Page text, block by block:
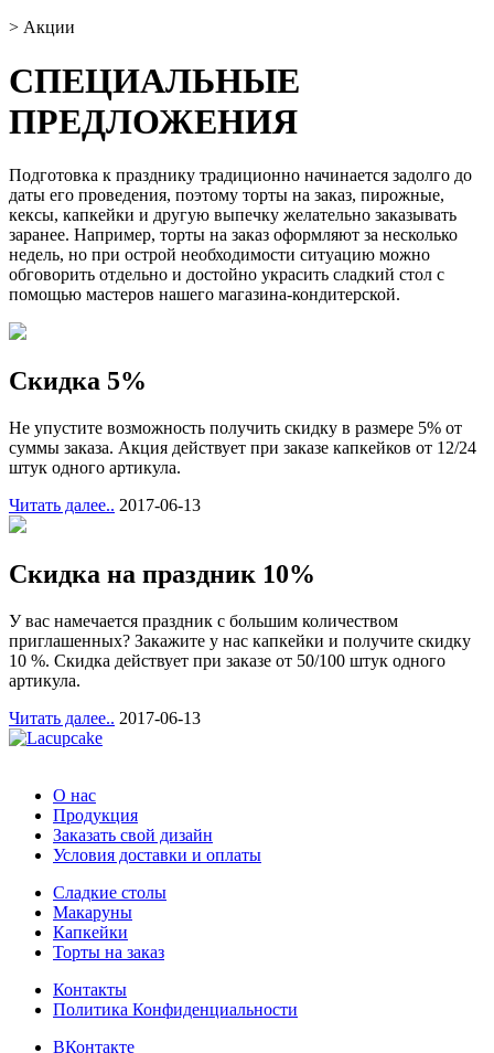
> Акции
СПЕЦИАЛЬНЫЕ
ПРЕДЛОЖЕНИЯ
Подготовка к празднику традиционно начинается задолго до
даты его проведения, поэтому торты на заказ, пирожные,
кексы, капкейки и другую выпечку желательно заказывать
заранее. Например, торты на заказ оформляют за несколько
недель, но при острой необходимости ситуацию можно
обговорить отдельно и достойно украсить сладкий стол с
помощью мастеров нашего магазина-кондитерской.
Скидка 5%
Не упустите возможность получить скидку в размере 5% от
суммы заказа. Акция действует при заказе капкейков от 12/24
штук одного артикула.
Читать далее.. 2017-06-13
Скидка на праздник 10%
У вас намечается праздник с большим количеством
приглашенных? Закажите у нас капкейки и получите скидку
10 %. Скидка действует при заказе от 50/100 штук одного
артикула.
Читать далее.. 2017-06-13
О нас
Продукция
Заказать свой дизайн
Условия доставки и оплаты
Сладкие столы
Макаруны
Капкейки
Торты на заказ
Контакты
Политика Конфиденциальности
ВКонтакте